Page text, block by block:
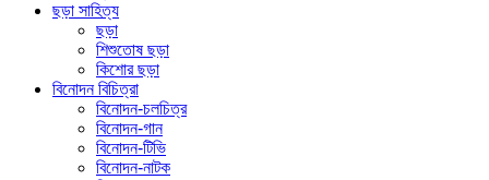
ছড়া সাহিত্য
ছড়া
শিশুতোষ ছড়া
কিশোর ছড়া
বিনোদন বিচিত্রা
বিনোদন-চলচিত্র
বিনোদন-গান
বিনোদন-টিভি
বিনোদন-নাটক